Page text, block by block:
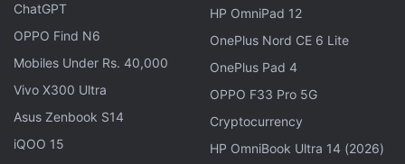
ChatGPT
OPPO Find N6
Mobiles Under Rs. 40,000
Vivo X300 Ultra
Asus Zenbook S14
iQOO 15
HP OmniPad 12
OnePlus Nord CE 6 Lite
OnePlus Pad 4
OPPO F33 Pro 5G
Cryptocurrency
HP OmniBook Ultra 14 (2026)